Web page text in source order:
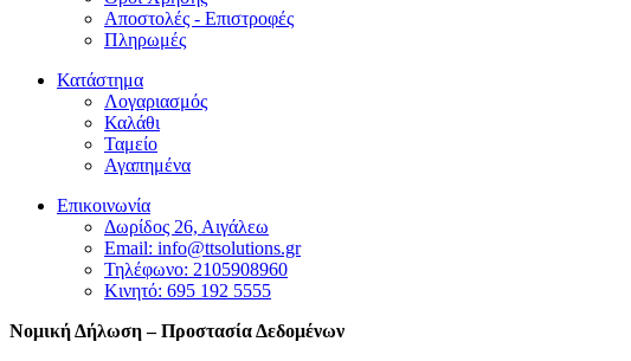
Αποστολές - Επιστροφές
Πληρωμές
Κατάστημα
Λογαριασμός
Καλάθι
Ταμείο
Αγαπημένα
Επικοινωνία
Δωρίδος 26, Αιγάλεω
Email: info@ttsolutions.gr
Τηλέφωνο: 2105908960
Κινητό: 695 192 5555
Νομική Δήλωση – Προστασία Δεδομένων